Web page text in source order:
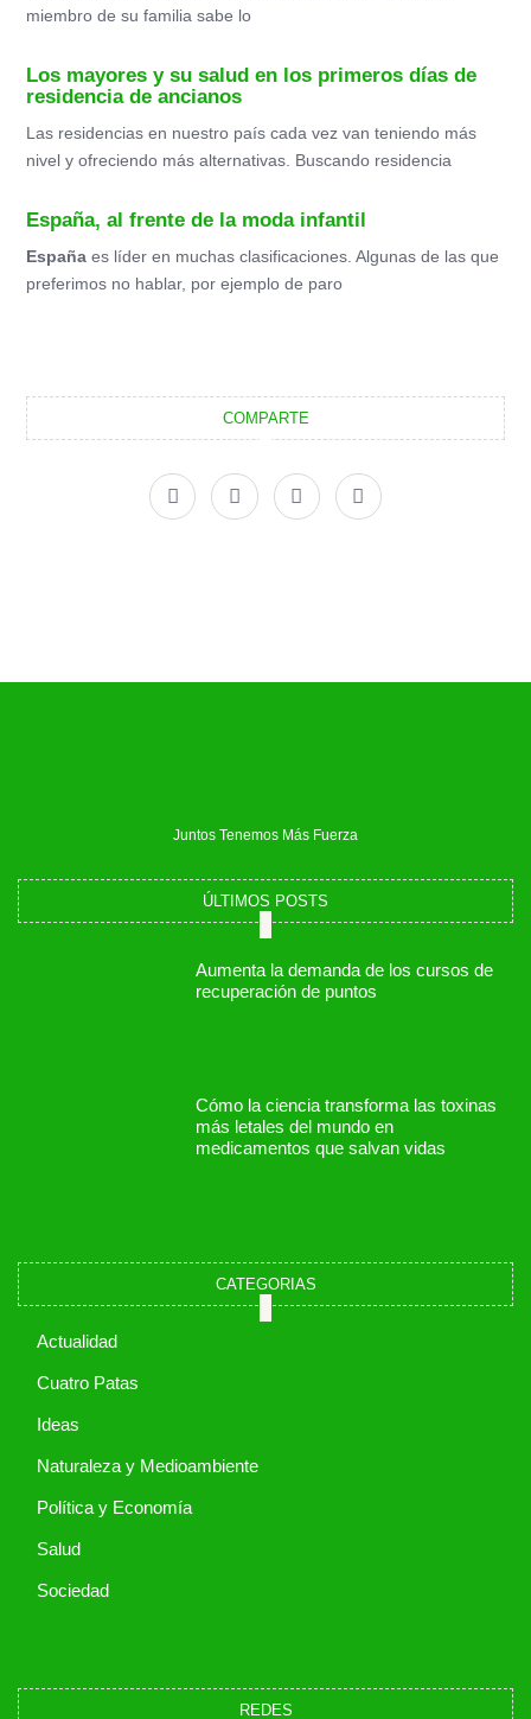
miembro de su familia sabe lo
Los mayores y su salud en los primeros días de
residencia de ancianos
Las residencias en nuestro país cada vez van teniendo más
nivel y ofreciendo más alternativas. Buscando residencia
España, al frente de la moda infantil
Españaes líder en muchas clasificaciones. Algunas de las que
preferimos no hablar, por ejemplo de paro
COMPARTE
a
c
e
-
t
w
n
s
t
i
n
k
Juntos Tenemos Más Fuerza
ÚLTIMOS POSTS
Aumenta la demanda de los cursos de
recuperación de puntos
Cómo la ciencia transforma las toxinas
más letales del mundo en
medicamentos que salvan vidas
CATEGORIAS
Actualidad
Cuatro Patas
Ideas
Naturaleza y Medioambiente
Política y Economía
Salud
Sociedad
REDES